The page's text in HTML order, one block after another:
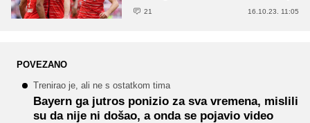
21 16.10.23. 11:05
POVEZANO
Trenirao je, ali ne s ostatkom tima
Bayern ga jutros ponizio za sva vremena, mislili
su da nije ni došao, a onda se pojavio video